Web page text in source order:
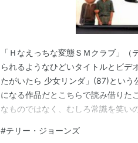
「Ｈなえっちな変態ＳＭクラブ」
られるようなひどいタイトルとビデ
たがいたら 少女リンダ」(87)とい
になる作品だとこちらで読み借りた
なものではなく、むしろ常識を笑い
つきながら自分はどうしたいんだっ
#テリー・ジョーンズ